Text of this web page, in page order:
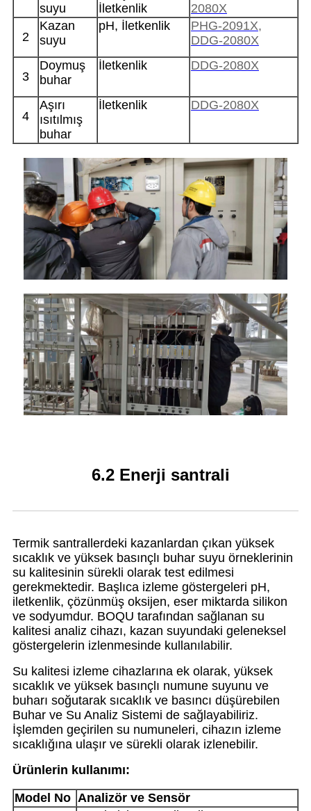
suyu
İletkenlik
2080X
2
Kazan
suyu
pH, İletkenlik PHG-2091X,
DDG-2080X
3
Doymuş
buhar
İletkenlik DDG-2080X
4
Aşırı
ısıtılmış
buhar
İletkenlik DDG-2080X
6.2 Enerji santrali
Termik santrallerdeki kazanlardan çıkan yüksek
sıcaklık ve yüksek basınçlı buhar suyu örneklerinin
su kalitesinin sürekli olarak test edilmesi
gerekmektedir. Başlıca izleme göstergeleri pH,
iletkenlik, çözünmüş oksijen, eser miktarda silikon
ve sodyumdur. BOQU tarafından sağlanan su
kalitesi analiz cihazı, kazan suyundaki geleneksel
göstergelerin izlenmesinde kullanılabilir.
Su kalitesi izleme cihazlarına ek olarak, yüksek
sıcaklık ve yüksek basınçlı numune suyunu ve
buharı soğutarak sıcaklık ve basıncı düşürebilen
Buhar ve Su Analiz Sistemi de sağlayabiliriz.
İşlemden geçirilen su numuneleri, cihazın izleme
sıcaklığına ulaşır ve sürekli olarak izlenebilir.
Ürünlerin kullanımı:
Model No Analizör ve Sensör